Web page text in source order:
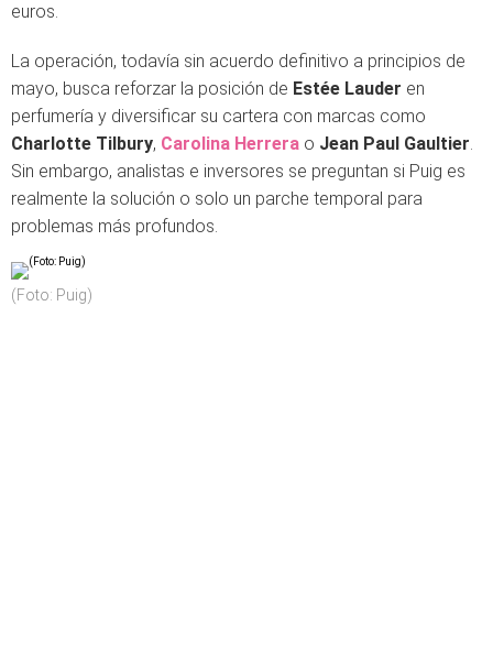
euros.
La operación, todavía sin acuerdo definitivo a principios de
mayo, busca reforzar la posición de Estée Lauder en
perfumería y diversificar su cartera con marcas como
Charlotte Tilbury, Carolina Herrera o Jean Paul Gaultier.
Sin embargo, analistas e inversores se preguntan si Puig es
realmente la solución o solo un parche temporal para
problemas más profundos.
(Foto: Puig)